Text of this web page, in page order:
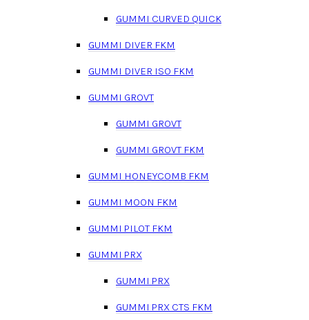
GUMMI CURVED QUICK
GUMMI DIVER FKM
GUMMI DIVER ISO FKM
GUMMI GROVT
GUMMI GROVT
GUMMI GROVT FKM
GUMMI HONEYCOMB FKM
GUMMI MOON FKM
GUMMI PILOT FKM
GUMMI PRX
GUMMI PRX
GUMMI PRX CTS FKM